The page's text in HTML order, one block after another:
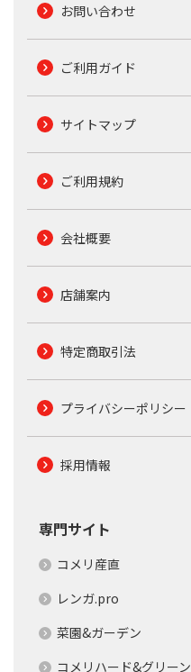
お問い合わせ
ご利用ガイド
サイトマップ
ご利用規約
会社概要
店舗案内
特定商取引法
プライバシーポリシー
採用情報
専門サイト
コメリ産直
レンガ.pro
菜園&ガーデン
コメリハード&グリーン